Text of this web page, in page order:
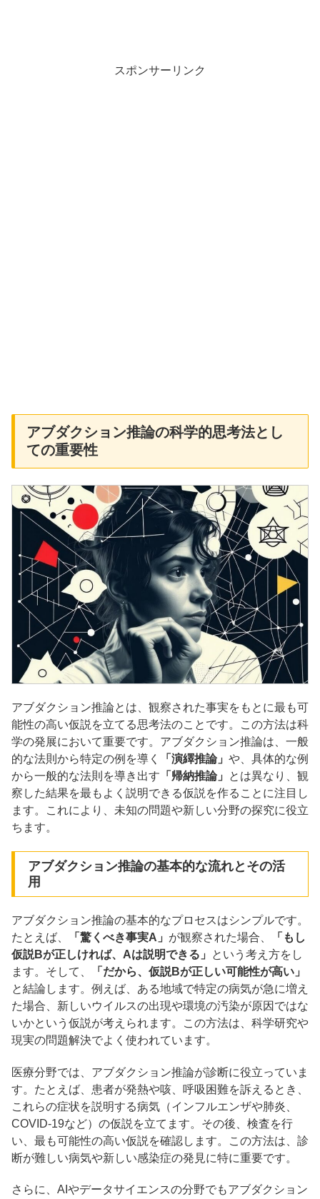
スポンサーリンク
アブダクション推論の科学的思考法とし
ての重要性
アブダクション推論とは、観察された事実をもとに最も可
能性の高い仮説を立てる思考法のことです。この方法は科
学の発展において重要です。アブダクション推論は、一般
的な法則から特定の例を導く
「演繹推論」 や、具体的な例
から一般的な法則を導き出す 「帰納推論」
とは異なり、観
察した結果を最もよく説明できる仮説を作ることに注目し
ます。これにより、未知の問題や新しい分野の探究に役立
ちます。
アブダクション推論の基本的な流れとその活
用
アブダクション推論の基本的なプロセスはシンプルです。
たとえば、
「驚くべき事実A」 が観察された場合、
「もし
仮説Bが正しければ、Aは説明できる」
という考え方をし
ます。そして、
「だから、仮説Bが正しい可能性が高い」
と結論します。例えば、ある地域で特定の病気が急に増え
た場合、新しいウイルスの出現や環境の汚染が原因ではな
いかという仮説が考えられます。この方法は、科学研究や
現実の問題解決でよく使われています。
医療分野では、アブダクション推論が診断に役立っていま
す。たとえば、患者が発熱や咳、呼吸困難を訴えるとき、
これらの症状を説明する病気（インフルエンザや肺炎、
COVID-19など）の仮説を立てます。その後、検査を行
い、最も可能性の高い仮説を確認します。この方法は、診
断が難しい病気や新しい感染症の発見に特に重要です。
さらに、AIやデータサイエンスの分野でもアブダクション